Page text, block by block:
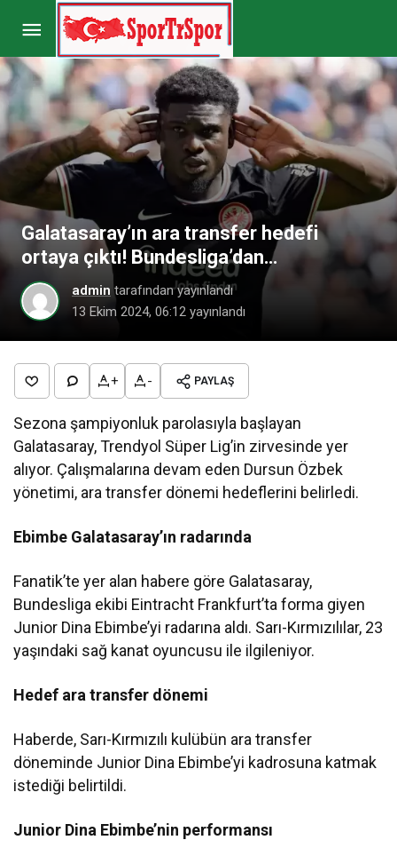
Galatasaray’ın ara transfer hedefi
ortaya çıktı! Bundesliga’dan…
admin tarafından yayınlandı
13 Ekim 2024, 06:12 yayınlandı
+ - PAYLAŞ
Sezona şampiyonluk parolasıyla başlayan
Galatasaray, Trendyol Süper Lig’in zirvesinde yer
alıyor. Çalışmalarına devam eden Dursun Özbek
yönetimi, ara transfer dönemi hedeflerini belirledi.
Ebimbe Galatasaray’ın radarında
Fanatik’te yer alan habere göre Galatasaray,
Bundesliga ekibi Eintracht Frankfurt’ta forma giyen
Junior Dina Ebimbe’yi radarına aldı. Sarı-Kırmızılılar, 23
yaşındaki sağ kanat oyuncusu ile ilgileniyor.
Hedef ara transfer dönemi
Haberde, Sarı-Kırmızılı kulübün ara transfer
döneminde Junior Dina Ebimbe’yi kadrosuna katmak
istediği belirtildi.
Junior Dina Ebimbe’nin performansı
Kayserispor’da Sinan Kaloğlu dönemi başladı!
İşte ekibi
Yorum Yap Paylaş